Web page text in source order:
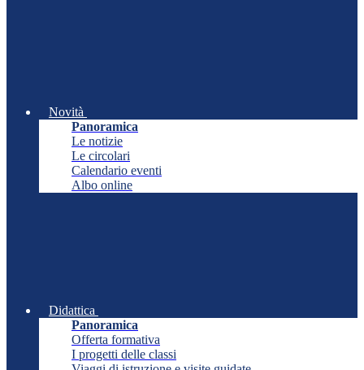
Novità
Panoramica
Le notizie
Le circolari
Calendario eventi
Albo online
Didattica
Panoramica
Offerta formativa
I progetti delle classi